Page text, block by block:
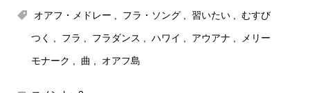
オアフ・メドレー フラ・ソング 習いたい むすび
つく フラ フラダンス ハワイ アウアナ メリー
モナーク 曲 オアフ島